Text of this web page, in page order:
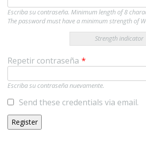
Escriba su contraseña. Minimum length of 8
The password must have a minimum strength of
Strength indicator
Repetir contraseña *
Escriba su contraseña nuevamente.
Send these credentials via email.